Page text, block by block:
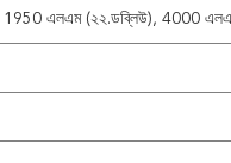
1950 এলএম (২২.ডব্লিউ), 4000